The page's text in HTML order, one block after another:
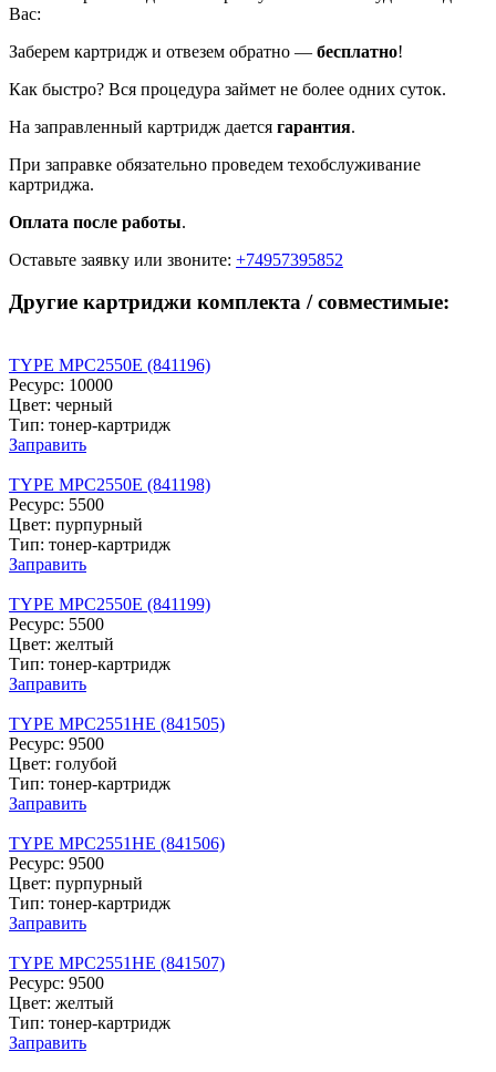
Вас:
Заберем картридж и отвезем обратно — бесплатно!
Как быстро? Вся процедура займет не более одних суток.
На заправленный картридж дается гарантия.
При заправке обязательно проведем техобслуживание
картриджа.
Оплата после работы.
Оставьте заявку или звоните: +74957395852
Другие картриджи комплекта / совместимые:
TYPE MPC2550E (841196)
Ресурс: 10000
Цвет: черный
Тип: тонер-картридж
Заправить
TYPE MPC2550E (841198)
Ресурс: 5500
Цвет: пурпурный
Тип: тонер-картридж
Заправить
TYPE MPC2550E (841199)
Ресурс: 5500
Цвет: желтый
Тип: тонер-картридж
Заправить
TYPE MPC2551HE (841505)
Ресурс: 9500
Цвет: голубой
Тип: тонер-картридж
Заправить
TYPE MPC2551HE (841506)
Ресурс: 9500
Цвет: пурпурный
Тип: тонер-картридж
Заправить
TYPE MPC2551HE (841507)
Ресурс: 9500
Цвет: желтый
Тип: тонер-картридж
Заправить